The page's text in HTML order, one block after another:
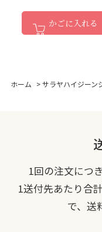
かごに入れる
ホーム >サラヤハイジーン
1回の注文につ
1送付先あたり合
で、送